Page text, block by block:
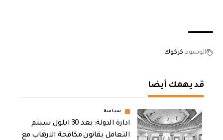
الوسوم كركوك
قد يهمك أيضا
سياسة
ادارة الدولة: بعد 30 ايلول سيتم
التعامل بقانون مكافحة الارهاب مع